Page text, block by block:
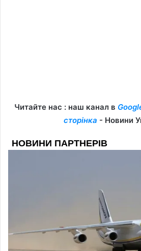
Читайте нас : наш канал в
сторінка - Новини